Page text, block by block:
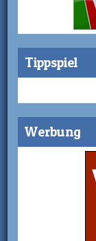
Tippspiel
Werbung